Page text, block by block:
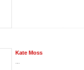
Kate Moss